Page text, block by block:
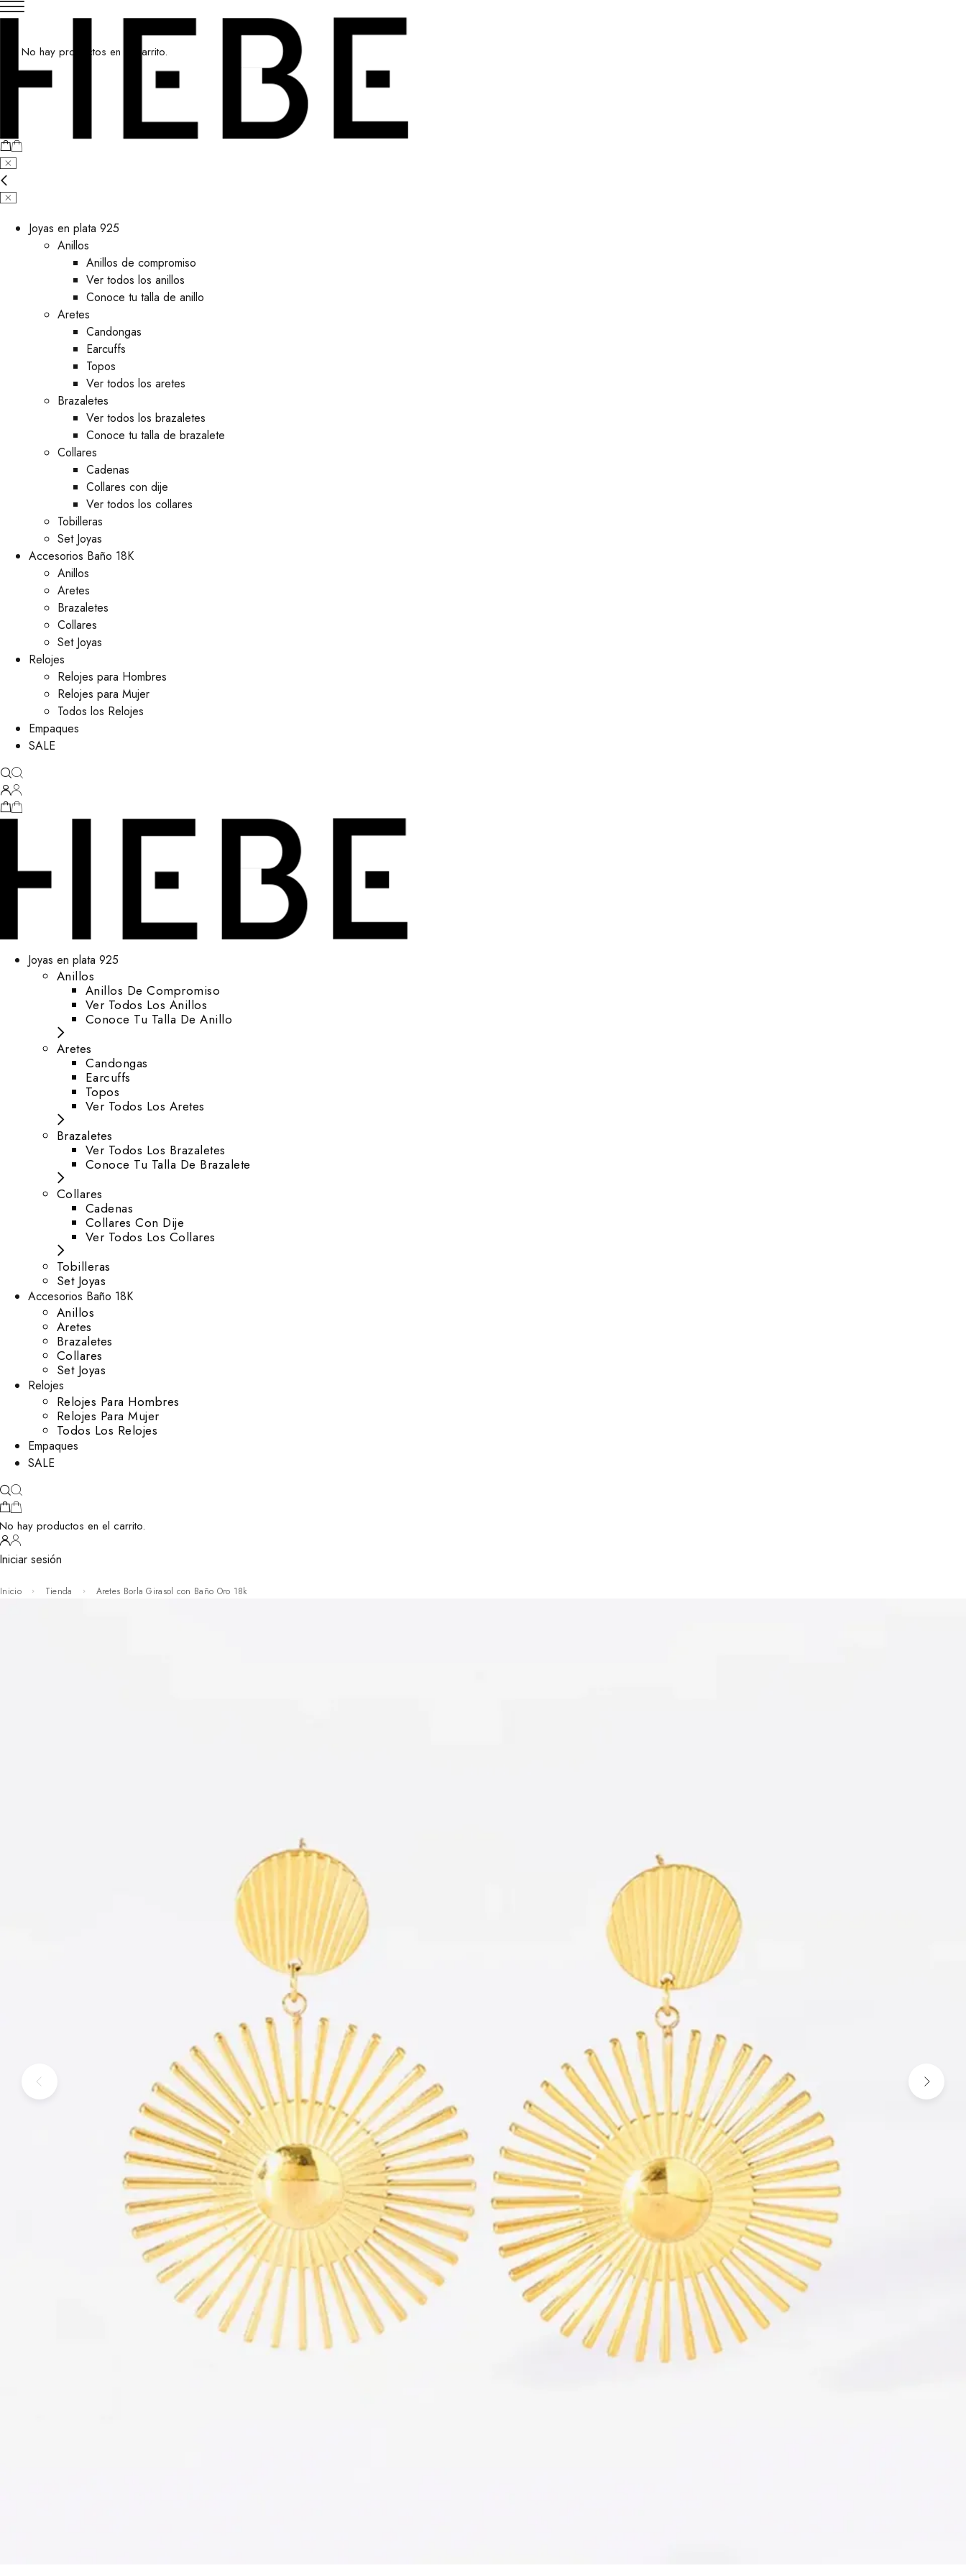
No hay productos en el carrito.
Joyas en plata 925
Anillos
Anillos de compromiso
Ver todos los anillos
Conoce tu talla de anillo
Aretes
⁠Candongas
Earcuffs
Topos
Ver todos los aretes
Brazaletes
Ver todos los brazaletes
Conoce tu talla de brazalete
Collares
Cadenas
Collares con dije
Ver todos los collares
Tobilleras
Set Joyas
Accesorios Baño 18K
Anillos
Aretes
Brazaletes
Collares
Set Joyas
Relojes
Relojes para Hombres
Relojes para Mujer
Todos los Relojes
Empaques
SALE
Joyas en plata 925
Anillos
Anillos De Compromiso
Ver Todos Los Anillos
Conoce Tu Talla De Anillo
Aretes
⁠Candongas
Earcuffs
Topos
Ver Todos Los Aretes
Brazaletes
Ver Todos Los Brazaletes
Conoce Tu Talla De Brazalete
Collares
Cadenas
Collares Con Dije
Ver Todos Los Collares
Tobilleras
Set Joyas
Accesorios Baño 18K
Anillos
Aretes
Brazaletes
Collares
Set Joyas
Relojes
Relojes Para Hombres
Relojes Para Mujer
Todos Los Relojes
Empaques
SALE
hay productos en el carrito.
sesión
Inicio Tienda Aretes Borla Girasol con Baño Oro 18k